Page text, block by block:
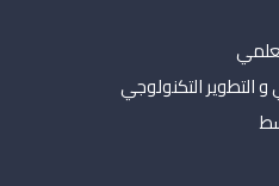
التطوير التكنولوجي